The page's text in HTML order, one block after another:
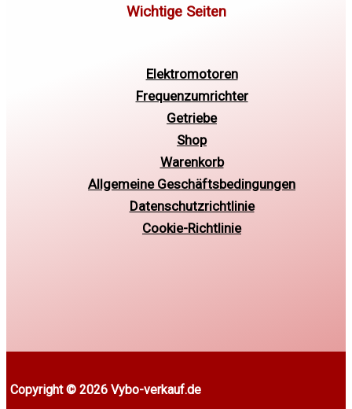
Elektromotoren
Frequenzumrichter
Getriebe
Shop
Warenkorb
Allgemeine Geschäftsbedingungen
Datenschutzrichtlinie
Cookie-Richtlinie
Copyright © 2026 Vybo-verkauf.de